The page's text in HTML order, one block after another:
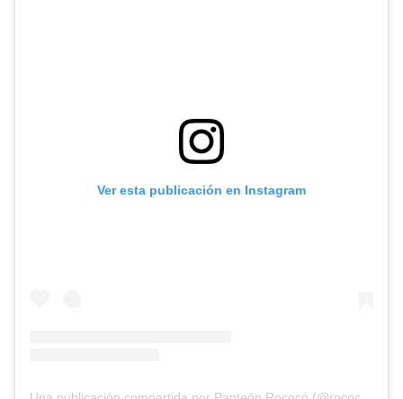
Ver esta publicación en Instagram